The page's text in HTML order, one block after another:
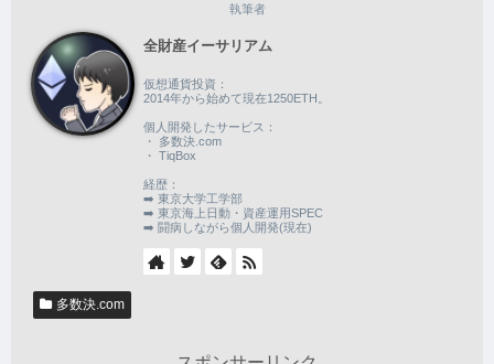
執筆者
全財産イーサリアム
仮想通貨投資：
2014年から始めて現在1250ETH。
個人開発したサービス：
・ 多数決.com
・ TiqBox
経歴：
➡️ 東京大学工学部
➡️ 東京海上日動・資産運用SPEC
➡️ 闘病しながら個人開発(現在)
多数決.com